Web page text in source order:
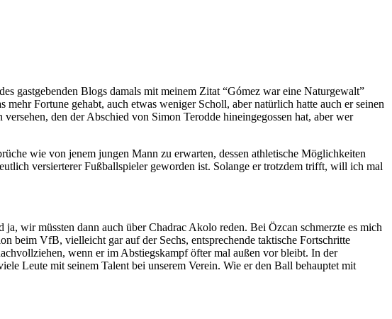
gastgebenden Blogs damals mit meinem Zitat “Gómez war eine Naturgewalt”
Fortune gehabt, auch etwas weniger Scholl, aber natürlich hatte auch er seinen
den der Abschied von Simon Terodde hineingegossen hat, aber wer
wie von jenem jungen Mann zu erwarten, dessen athletische Möglichkeiten
versierterer Fußballspieler geworden ist. Solange er trotzdem trifft, will ich mal
wir müssten dann auch über Chadrac Akolo reden. Bei Özcan schmerzte es mich
beim VfB, vielleicht gar auf der Sechs, entsprechende taktische Fortschritte
wenn er im Abstiegskampf öfter mal außen vor bleibt. In der
Leute mit seinem Talent bei unserem Verein. Wie er den Ball behauptet mit